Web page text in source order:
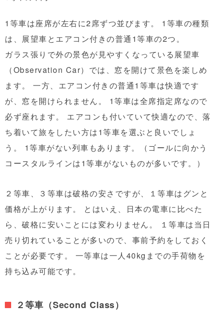
1等車は座席が左右に2席ずつ並びます。 1等車の種類
は、展望車とエアコン付きの普通1等車の2つ。
ガラス張りで外の景色が見やすくなっている展望車
（Observation Car）では、窓を開けて景色を楽しめ
ます。 一方、エアコン付きの普通1等車は快適です
が、窓を開けられません。 1等車は全席指定席なので
必ず座れます。 エアコンも付いていて快適なので、落
ち着いて旅をしたい方は1等車を選ぶと良いでしょ
う。 1等車がない列車もあります。（ゴールに向かう
コースタルラインは1等車がないものが多いです。）
２等車、３等車は破格の安さですが、１等車はグンと
価格が上がります。 とはいえ、日本の電車に比べた
ら、破格に安いことには変わりません。 １等車は当日
売り切れていることが多いので、 事前予約 をしておく
ことが必要です。 一等車は一人40kgまでの手荷物を
持ち込み可能です。
２等車（Second Class）